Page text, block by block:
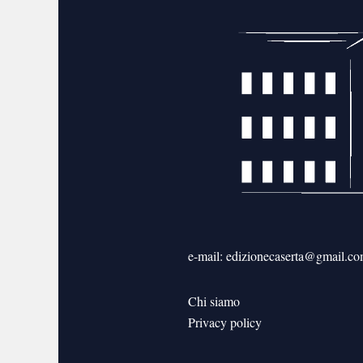
e-mail:
Chi siamo
Privacy policy